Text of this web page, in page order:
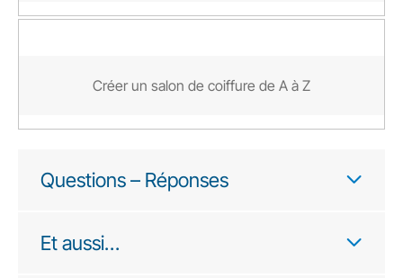
Créer un salon de coiffure de A à Z
Questions – Réponses
Et aussi…